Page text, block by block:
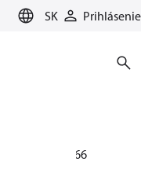
SK Prihlásenie
061B811866